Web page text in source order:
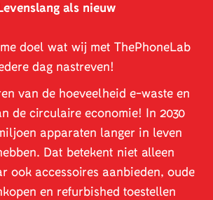
als nieuw
doel wat wij met ThePhoneLab
dag nastreven!
van de hoeveelheid e-waste en
de circulaire economie! In 2030
apparaten langer in leven
Dat betekent niet alleen
ook accessoires aanbieden, oude
en refurbished toestellen